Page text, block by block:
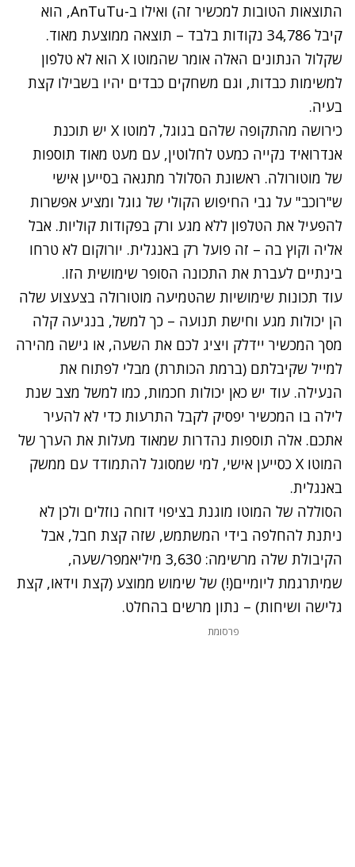
התוצאות הטובות למכשיר זה) ואילו ב-AnTuTu, הוא
קיבל 34,786 נקודות בלבד – תוצאה ממוצעת מאוד.
שקלול הנתונים האלה אומר שהמוטו X הוא לא טלפון
למשימות כבדות, וגם משחקים כבדים יהיו בשבילו קצת
בעיה.
כירושה מהתקופה שלהם בגוגל, למוטו X יש תוכנת
אנדרואיד נקייה כמעט לחלוטין, עם מעט מאוד תוספות
של מוטורולה. ראשונת הסלולר מתגאה בסייען אישי
ש"רוכב" על גבי החיפוש הקולי של גוגל ומציע אפשרות
להפעיל את הטלפון ללא מגע ורק בפקודות קוליות. אבל
אליה וקוץ בה – זה פועל רק באנגלית. יורוקום לא טרחו
בינתיים לעברת את התכונה הסופר שימושית הזו.
עוד תכונות שימושיות שהטמיעה מוטורולה בצעצוע שלה
הן יכולות מגע וחישת תנועה – כך למשל, בנגיעה קלה
מסך המכשיר יידלק ויציג לכם את השעה, או גישה מהירה
למייל שקיבלתם (ברמת הכותרת) מבלי לפתוח את
הנעילה. עוד יש כאן יכולות חכמות, כמו למשל מצב שנת
לילה בו המכשיר יפסיק לקבל התרעות כדי לא להעיר
אתכם. אלה תוספות נהדרות שמאוד מעלות את הערך של
המוטו X כסייען אישי, למי שמסוגל להתמודד עם ממשק
באנגלית.
הסוללה של המוטו מוגנת בציפוי דוחה נוזלים ולכן לא
ניתנת להחלפה בידי המשתמש, שזה קצת חבל, אבל
הקיבולת שלה מרשימה: 3,630 מיליאמפר/שעה,
שמיתרגמת ליומיים(!) של שימוש ממוצע (קצת וידאו, קצת
גלישה ושיחות) – נתון מרשים בהחלט.
פרסומת